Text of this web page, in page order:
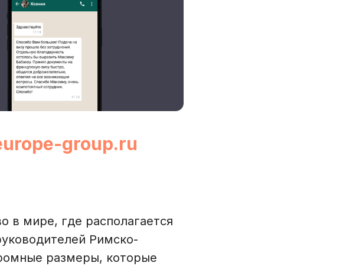
group.ru
в мире, где располагается
Римско-
размеры, которые